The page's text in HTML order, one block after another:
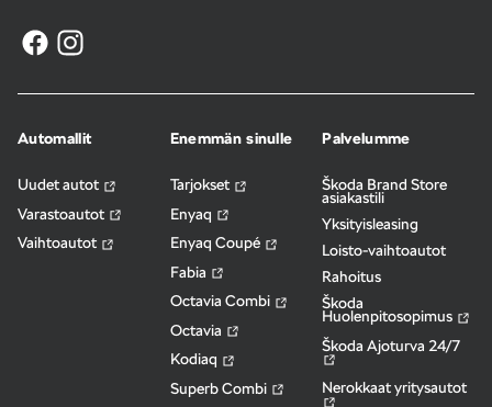
Automallit
Uudet autot
Varastoautot
Vaihtoautot
Enemmän sinulle
Tarjokset
Enyaq
Enyaq Coupé
Fabia
Octavia Combi
Octavia
Kodiaq
Superb Combi
Palvelumme
Škoda Brand Store
asiakastili
Yksityisleasing
Loisto-vaihtoautot
Rahoitus
Škoda
Huolenpitosopimus
Škoda Ajoturva 24/7
Nerokkaat yritysautot